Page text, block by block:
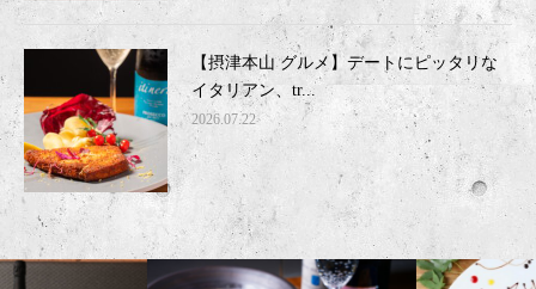
【摂津本山 グルメ】デートにピッタリな
イタリアン、tr...
2026.07.22